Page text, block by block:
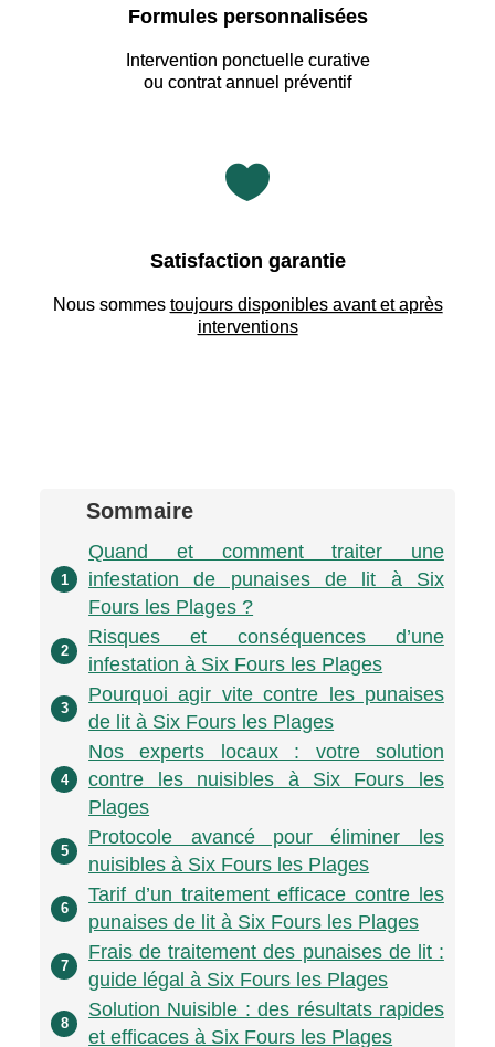
Formules personnalisées
Intervention ponctuelle curative
ou contrat annuel préventif

Satisfaction garantie
Nous sommes toujours disponibles avant et après
interventions
Sommaire
1
Quand et comment traiter une
infestation de punaises de lit à Six
Fours les Plages ?
2
Risques et conséquences d’une
infestation à Six Fours les Plages
3
Pourquoi agir vite contre les punaises
de lit à Six Fours les Plages
4
Nos experts locaux : votre solution
contre les nuisibles à Six Fours les
Plages
5
Protocole avancé pour éliminer les
nuisibles à Six Fours les Plages
6
Tarif d’un traitement efficace contre les
punaises de lit à Six Fours les Plages
7
Frais de traitement des punaises de lit :
guide légal à Six Fours les Plages
8
Solution Nuisible : des résultats rapides
et efficaces à Six Fours les Plages